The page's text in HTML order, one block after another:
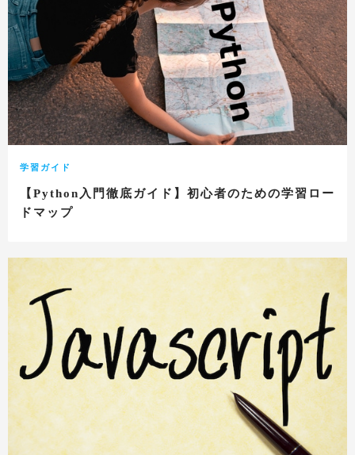
学習ガイド
【Python入門徹底ガイド】初心者のための学習ロー
ドマップ